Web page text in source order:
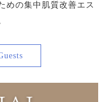
めの集中肌質改善エス